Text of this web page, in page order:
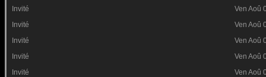
Invité
Ven Aoû
Invité
Ven Aoû
Invité
Ven Aoû
Invité
Ven Aoû
Invité
Ven Aoû